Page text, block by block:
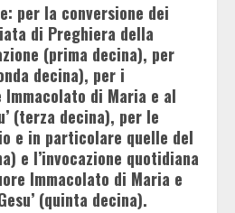
per la conversione dei
di Preghiera della
(prima decina), per
decina), per i
di Maria e al
(terza decina), per le
e in particolare quelle del
e l’invocazione quotidiana
Immacolato di Maria e
(quinta decina).